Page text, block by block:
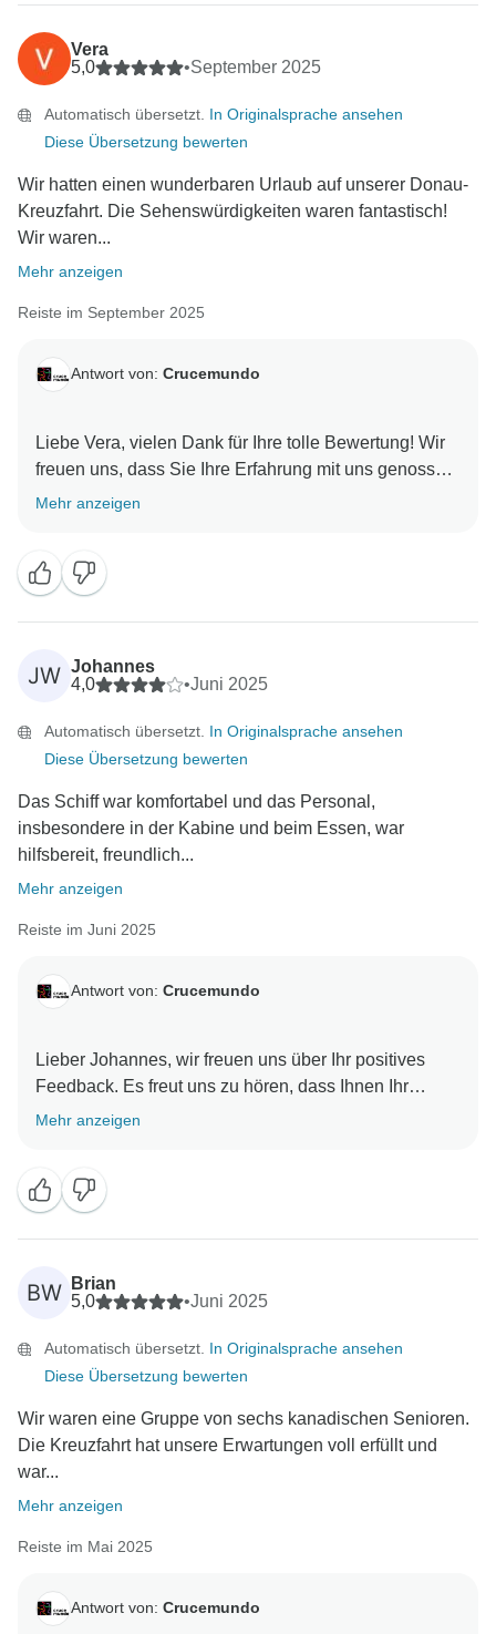
Flusskreuzfahrtabenteuers! Wir freuen uns darauf, Sie
wiederzusehen. Mit freundlichen Grüßen,
Vera
5,0
•September 2025
Automatisch übersetzt. In Originalsprache ansehen
Diese Übersetzung bewerten
Wir hatten einen wunderbaren Urlaub auf unserer Donau-
Kreuzfahrt. Die Sehenswürdigkeiten waren fantastisch!
Wir waren...
Mehr anzeigen
Reiste im September 2025
Antwort von: Crucemundo
Liebe Vera, vielen Dank für Ihre tolle Bewertung! Wir
freuen uns, dass Sie Ihre Erfahrung mit uns genossen
haben. Als Dankeschön bieten wir Ihnen einen
Mehr anzeigen
JW Johannes
4,0
•Juni 2025
Automatisch übersetzt. In Originalsprache ansehen
Diese Übersetzung bewerten
Das Schiff war komfortabel und das Personal,
insbesondere in der Kabine und beim Essen, war
hilfsbereit, freundlich...
Mehr anzeigen
Reiste im Juni 2025
Antwort von: Crucemundo
Lieber Johannes, wir freuen uns über Ihr positives
Feedback. Es freut uns zu hören, dass Ihnen Ihr
Aufenthalt bei uns gefallen hat. Als Dankeschön
Mehr anzeigen
BW
Brian
5,0
•Juni 2025
Automatisch übersetzt. In Originalsprache ansehen
Diese Übersetzung bewerten
Wir waren eine Gruppe von sechs kanadischen Senioren.
Die Kreuzfahrt hat unsere Erwartungen voll erfüllt und
war...
Mehr anzeigen
Reiste im Mai 2025
Antwort von: Crucemundo